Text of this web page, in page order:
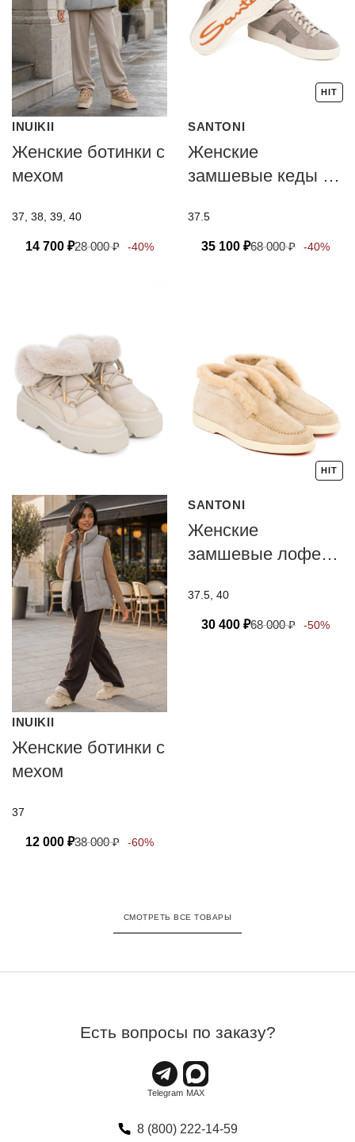
INUIKII
Женские ботинки с
мехом
37, 38, 39, 40
14 700 ₽28 000₽ -40%
HIT
SANTONI
Женские
замшевые кеды с
37.5
35 100 ₽68 000₽ -40%
INUIKII
Женские ботинки с
мехом
37
12 000 ₽38 000₽ -60%
HIT
SANTONI
Женские
замшевые лоферы
37.5, 40
30 400 ₽68 000₽ -50%
СМОТРЕТЬ ВСЕ ТОВАРЫ
Есть вопросы по заказу?
8 (800) 222-14-59